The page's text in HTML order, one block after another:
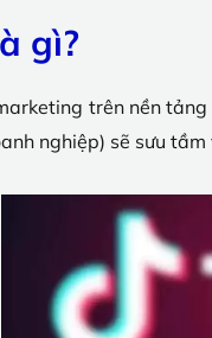
gì?
trên nền
nghiệp) sẽ sưu